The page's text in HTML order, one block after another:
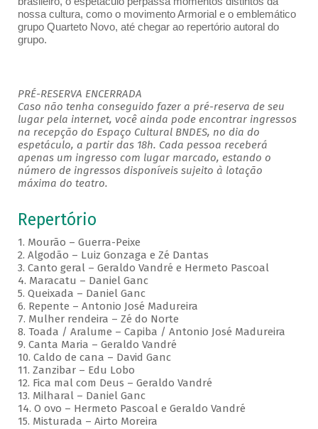
nossa cultura, como o movimento Armorial e o emblemático
grupo Quarteto Novo, até chegar ao repertório autoral do
grupo.
PRÉ-RESERVA ENCERRADA
Caso não tenha conseguido fazer a pré-reserva de seu
lugar pela internet, você ainda pode encontrar ingressos
na recepção do Espaço Cultural BNDES, no dia do
espetáculo, a partir das 18h. Cada pessoa receberá
apenas um ingresso com lugar marcado, estando o
número de ingressos disponíveis sujeito à lotação
máxima do teatro.
Repertório
1. Mourão – Guerra-Peixe
2. Algodão – Luiz Gonzaga e Zé Dantas
3. Canto geral – Geraldo Vandré e Hermeto Pascoal
4. Maracatu – Daniel Ganc
5. Queixada – Daniel Ganc
6. Repente – Antonio José Madureira
7. Mulher rendeira – Zé do Norte
8. Toada / Aralume – Capiba / Antonio José Madureira
9. Canta Maria – Geraldo Vandré
10. Caldo de cana – David Ganc
11. Zanzibar – Edu Lobo
12. Fica mal com Deus – Geraldo Vandré
13. Milharal – Daniel Ganc
14. O ovo – Hermeto Pascoal e Geraldo Vandré
15. Misturada – Airto Moreira